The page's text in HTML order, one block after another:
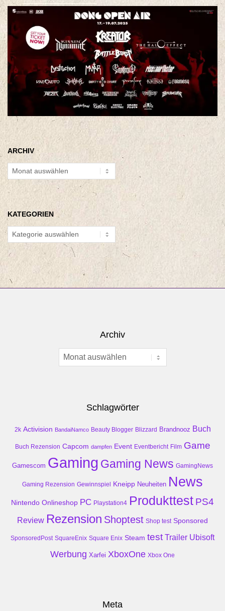
ARCHIV
Archiv
KATEGORIEN
Kategorien
Archiv
Archiv
Schlagwörter
2k Activision BandaiNamco Beauty Blogger Blizzard Brandnooz Buch
Buch Rezension Capcom dampfen Event Eventbericht Film Game
Gamescom Gaming Gaming News GamingNews
Gaming Rezension Gewinnspiel Kneipp Neuheiten News
Nintendo Onlineshop PC Playstation4 Produkttest PS4
Review Rezension Shoptest Shop test Sponsored
SponsoredPost SquareEnix Square Enix Steam test Trailer Ubisoft
Werbung Xarfei XboxOne Xbox One
Meta